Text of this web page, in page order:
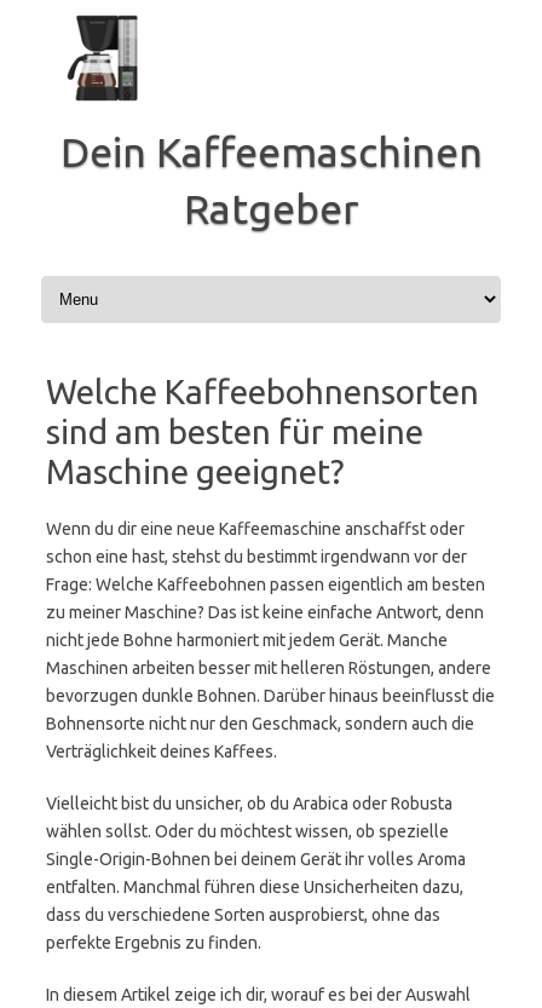
springen
Dein Kaffeemaschinen
Ratgeber
Welche Kaffeebohnensorten
sind am besten für meine
Maschine geeignet?
Wenn du dir eine neue Kaffeemaschine anschaffst oder
schon eine hast, stehst du bestimmt irgendwann vor der
Frage: Welche Kaffeebohnen passen eigentlich am besten
zu meiner Maschine? Das ist keine einfache Antwort, denn
nicht jede Bohne harmoniert mit jedem Gerät. Manche
Maschinen arbeiten besser mit helleren Röstungen, andere
bevorzugen dunkle Bohnen. Darüber hinaus beeinflusst die
Bohnensorte nicht nur den Geschmack, sondern auch die
Verträglichkeit deines Kaffees.
Vielleicht bist du unsicher, ob du Arabica oder Robusta
wählen sollst. Oder du möchtest wissen, ob spezielle
Single-Origin-Bohnen bei deinem Gerät ihr volles Aroma
entfalten. Manchmal führen diese Unsicherheiten dazu,
dass du verschiedene Sorten ausprobierst, ohne das
perfekte Ergebnis zu finden.
In diesem Artikel zeige ich dir, worauf es bei der Auswahl